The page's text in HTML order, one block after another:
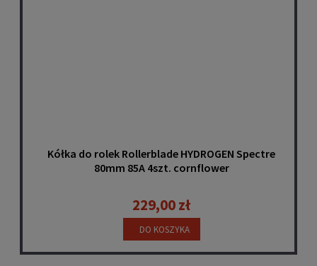
Kółka do rolek Rollerblade HYDROGEN Spectre
80mm 85A 4szt. cornflower
229,00 zł
DO KOSZYKA